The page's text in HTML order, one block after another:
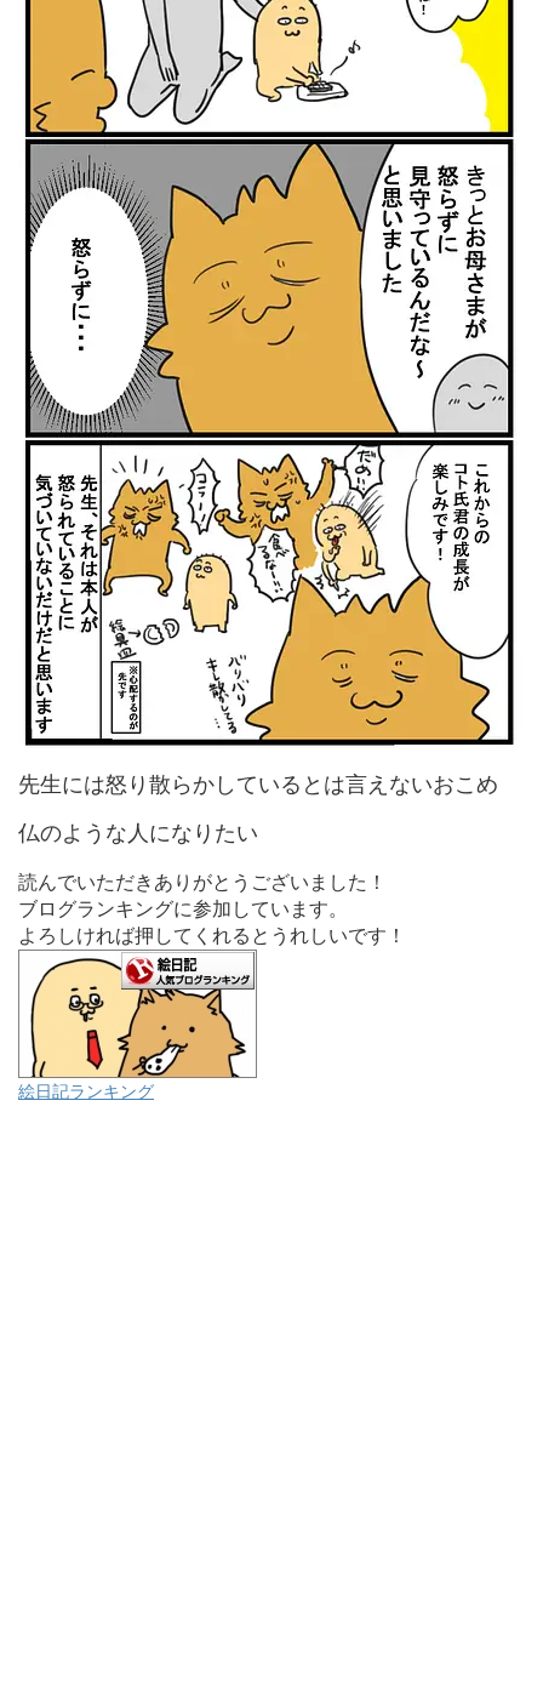
先生には怒り散らかしているとは言えないおこめ
仏のような人になりたい
読んでいただきありがとうございました！
ブログランキングに参加しています。
よろしければ押してくれるとうれしいです！
絵日記ランキング